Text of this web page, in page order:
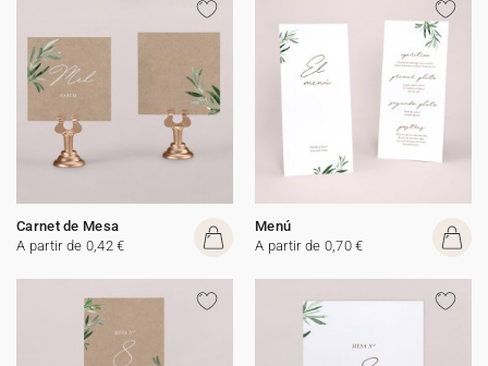
Carnet de Mesa
A partir de 0,42 €
Menú
A partir de 0,70 €